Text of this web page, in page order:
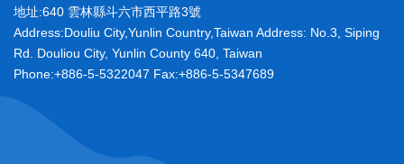
熱
門
關
鍵
字
地址:640 雲林縣斗六市西平路3號
Address:Douliu City,Yunlin Country,Taiwan Address: No.3, Siping
Rd. Douliou City, Yunlin County 640, Taiwan
Phone:+886-5-5322047 Fax:+886-5-5347689